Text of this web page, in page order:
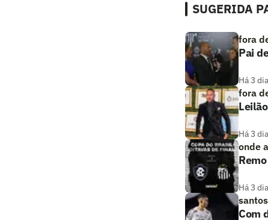
SUGERIDA
fora
Pai
Há 3
fora
Há 3
onde
Há 3
santos
Com